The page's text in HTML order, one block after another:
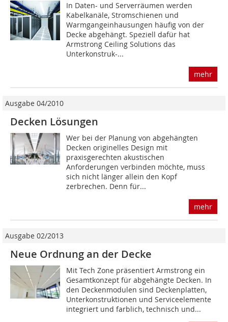
In Daten- und Serverräumen werden
Kabelkanäle, Stromschienen und
Warmgangeinhausungen häufig von der
Decke abgehängt. Speziell dafür hat
Armstrong Ceiling Solutions das
Unterkonstruk-...
mehr
Ausgabe 04/2010
Decken Lösungen
Wer bei der Planung von abgehängten
Decken originelles Design mit
praxisgerechten akustischen
Anforderungen verbinden möchte, muss
sich nicht länger allein den Kopf
zerbrechen. Denn für...
mehr
Ausgabe 02/2013
Neue Ordnung an der Decke
Mit Tech Zone präsentiert Armstrong ein
Gesamtkonzept für abgehängte Decken. In
den Deckenmodulen sind Deckenplatten,
Unterkonstruktionen und Serviceelemente
integriert und farblich, technisch und...